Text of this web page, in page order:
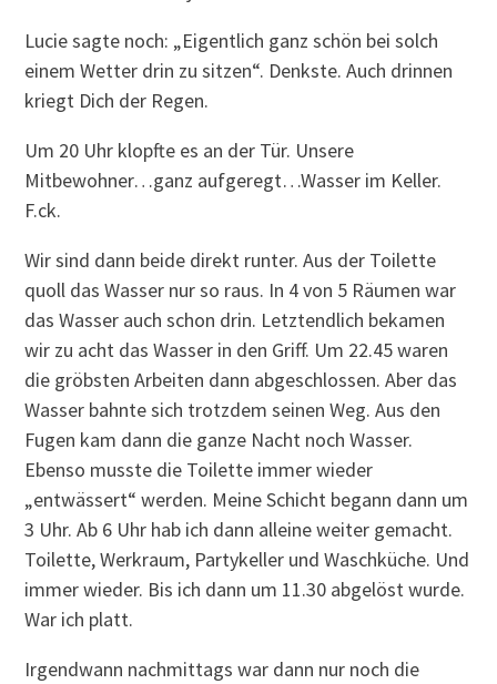
Lucie sagte noch: „Eigentlich ganz schön bei solch
einem Wetter drin zu sitzen“. Denkste. Auch drinnen
kriegt Dich der Regen.
Um 20 Uhr klopfte es an der Tür. Unsere
Mitbewohner…ganz aufgeregt…Wasser im Keller.
F.ck.
Wir sind dann beide direkt runter. Aus der Toilette
quoll das Wasser nur so raus. In 4 von 5 Räumen war
das Wasser auch schon drin. Letztendlich bekamen
wir zu acht das Wasser in den Griff. Um 22.45 waren
die gröbsten Arbeiten dann abgeschlossen. Aber das
Wasser bahnte sich trotzdem seinen Weg. Aus den
Fugen kam dann die ganze Nacht noch Wasser.
Ebenso musste die Toilette immer wieder
„entwässert“ werden. Meine Schicht begann dann um
3 Uhr. Ab 6 Uhr hab ich dann alleine weiter gemacht.
Toilette, Werkraum, Partykeller und Waschküche. Und
immer wieder. Bis ich dann um 11.30 abgelöst wurde.
War ich platt.
Irgendwann nachmittags war dann nur noch die